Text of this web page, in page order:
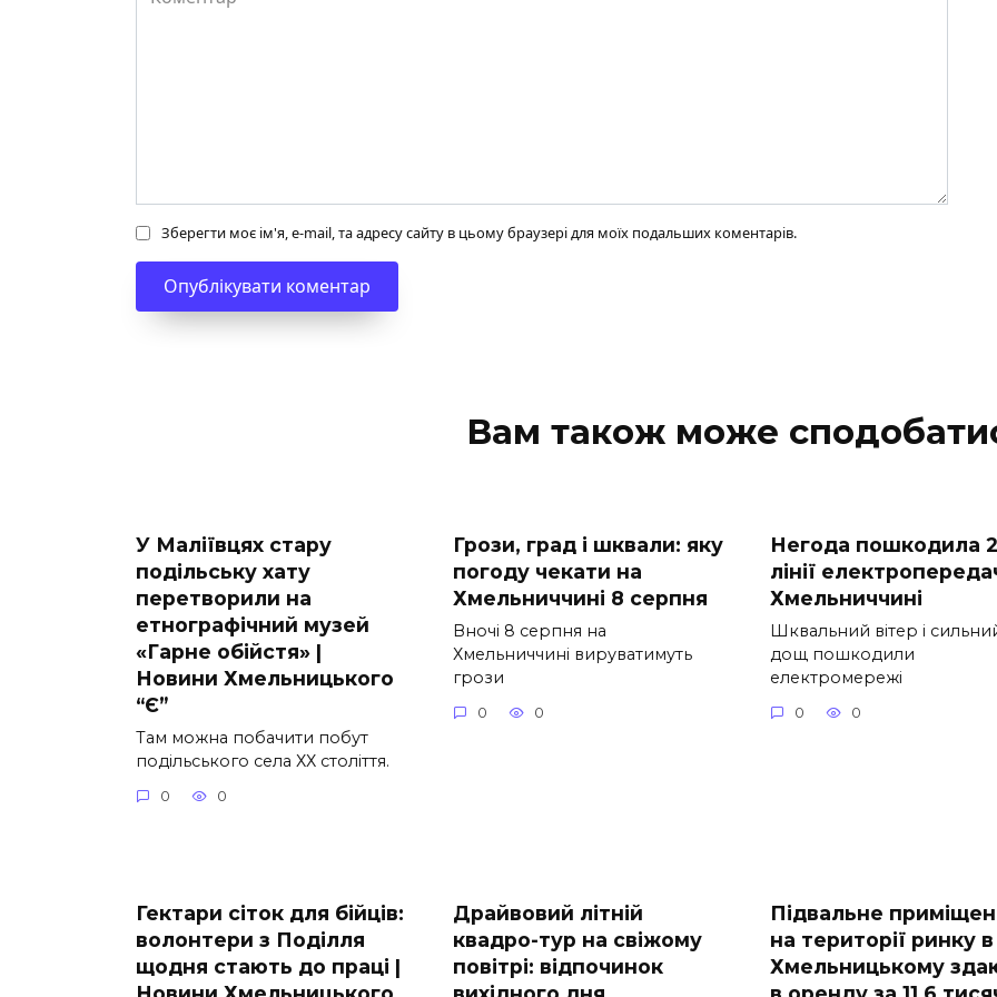
Зберегти моє ім'я, e-mail, та адресу сайту в цьому браузері для моїх подальших коментарів.
Вам також може
У Маліївцях стару
подільську хату
перетворили на
етнографічний музей
«Гарне обійстя» |
Новини Хмельницького
“Є”
Там можна побачити побут
подільського села ХХ століття.
0 0
Грози, град і шквали: яку
погоду чекати на
Хмельниччині 8 серпня
Вночі 8 серпня на
Хмельниччині вируватимуть
грози
0 0
Негода пошкодила
лінії
Хмельниччині
Шквальний вітер і
дощ пошкодили
електромережі
0 0
Гектари сіток для бійців:
волонтери з Поділля
щодня стають до праці |
Драйвовий літній
квадро-тур на свіжому
повітрі: відпочинок
Підвальне
на території ринку в
Хмельницькому